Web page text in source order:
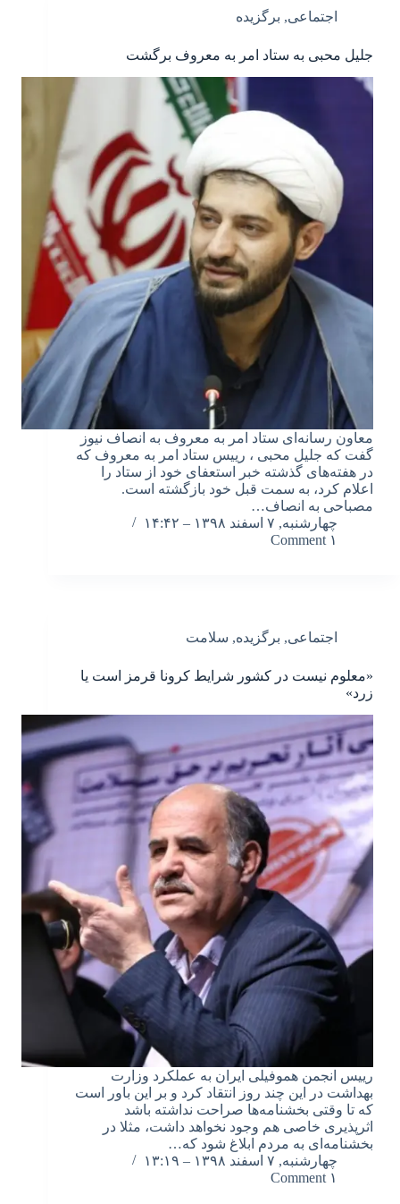
اجتماعی, برگزیده
جلیل محبی به ستاد امر به معروف برگشت
معاون رسانه‌ای ستاد امر به معروف به انصاف نیوز
گفت که جلیل محبی ، رییس ستاد امر به معروف که
در هفته‌های گذشته خبر استعفای خود از ستاد را
اعلام کرد، به سمت قبل خود بازگشته است.
مصباحی به انصاف…
چهارشنبه, ۷ اسفند ۱۳۹۸ – ۱۴:۴۲
۱ Comment
اجتماعی, برگزیده, سلامت
«معلوم نیست در کشور شرایط کرونا قرمز است یا
زرد»
رییس انجمن هموفیلی ایران به عملکرد وزارت
بهداشت در این چند روز انتقاد کرد و بر این باور است
که تا وقتی بخشنامه‌ها صراحت نداشته باشد
اثرپذیری خاصی هم وجود نخواهد داشت، مثلا در
بخشنامه‌ای به مردم ابلاغ شود که…
چهارشنبه, ۷ اسفند ۱۳۹۸ – ۱۳:۱۹
۱ Comment